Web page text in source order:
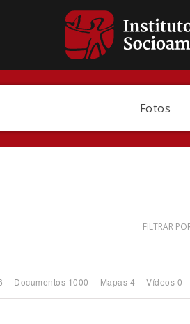
Fotos
FILTRAR
Documentos 1000 Mapas 4 Vídeos 0